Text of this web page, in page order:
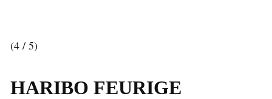
(4 / 5)
HARIBO FEURIGE